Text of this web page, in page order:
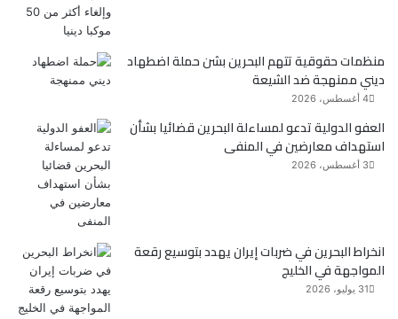
منظمات حقوقية تتهم البحرين بشن حملة اضطهاد
ديني ممنهجة ضد الشيعة
4 أغسطس، 2026
العفو الدولية تدعو لمساءلة البحرين قضائيا بشأن
استهداف معارضين في المنفى
3 أغسطس، 2026
انخراط البحرين في ضربات إيران يهدد بتوسيع رقعة
المواجهة في الخليج
31 يوليو، 2026